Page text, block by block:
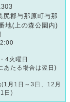
尻郡与那原町与那
地(上の森公園内)
4火曜日
あたる場合は翌日)
(1月1日～3日、12月
日)